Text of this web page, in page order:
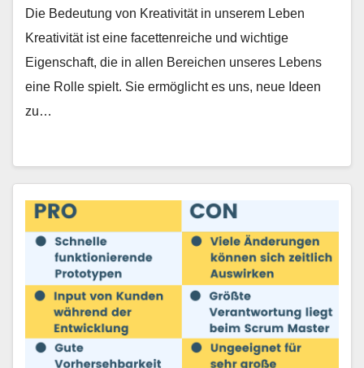
Die Bedeutung von Kreativität in unserem Leben
Kreativität ist eine facettenreiche und wichtige
Eigenschaft, die in allen Bereichen unseres Lebens
eine Rolle spielt. Sie ermöglicht es uns, neue Ideen
zu…